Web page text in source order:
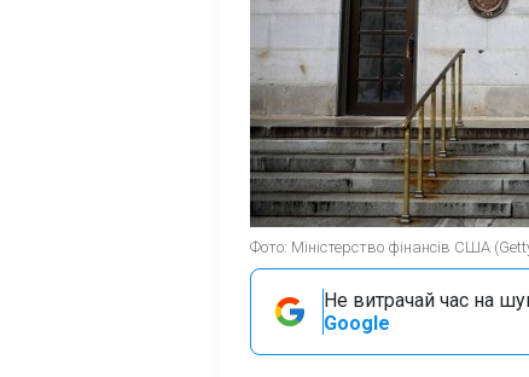
Фото: Міністерство фінансів СШA
Не витрачай час на
Google